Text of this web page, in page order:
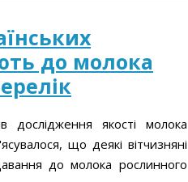
до молока
дослідження якості молока
що деякі вітчизняні
до молока рослинного